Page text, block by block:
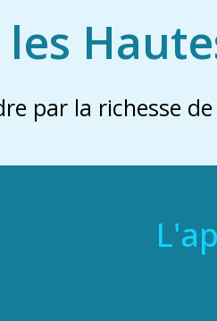
par la richesse